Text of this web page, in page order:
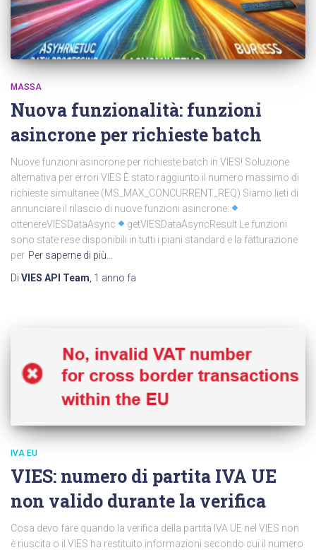
MASSA
Nuova funzionalità: funzioni
asincrone per richieste batch
Nuove funzioni asincrone per richieste batch in VIES! Soluzione
alternativa per errori VIES È stato raggiunto il numero massimo di
richieste simultanee (MS_MAX_CONCURRENT_REQ) Siamo lieti di
annunciare il rilascio di nuove funzioni asincrone:
ottenereVIESDataAsync
getVIESDataAsyncResult Le funzioni
sono state rese disponibili in tutti i piani standard e la fatturazione
per Per saperne di più…
Di VIES API Team 1 anno fa
IVA EU
VIES: numero di partita IVA UE
non valido durante la verifica
Cosa devo fare quando la verifica della partita IVA UE nel VIES non
è riuscita o il VIES ha restituito informazioni secondo cui il numero